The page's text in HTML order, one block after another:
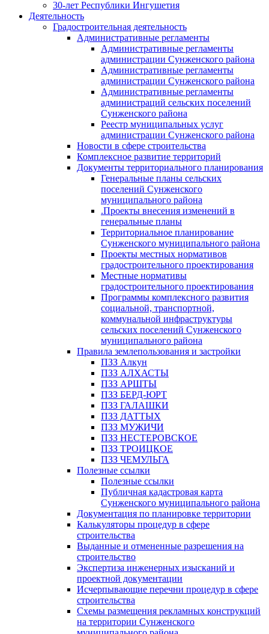
30-лет Республики Ингушетия
Деятельность
Градостроительная деятельность
Административные регламенты
Административные регламенты
администрации Сунженского района
Административные регламенты
администрации Сунженского района
Административные регламенты
администраций сельских поселений
Сунженского района
Реестр муниципальных услуг
администрации Сунженского района
Новости в сфере строительства
Комплексное развитие территорий
Документы территориального планирования
Генеральные планы сельских
поселений Сунженского
муниципального района
.Проекты внесения изменений в
генеральные планы
Территориальное планирование
Сунженского муниципального района
Проекты местных нормативов
градостроительного проектирования
Местные нормативы
градостроительного проектирования
Программы комплексного развития
социальной, транспортной,
коммунальной инфраструктуры
сельских поселений Сунженского
муниципального района
Правила землепользования и застройки
ПЗЗ Алкун
ПЗЗ АЛХАСТЫ
ПЗЗ АРШТЫ
ПЗЗ БЕРД-ЮРТ
ПЗЗ ГАЛАШКИ
ПЗЗ ДАТТЫХ
ПЗЗ МУЖИЧИ
ПЗЗ НЕСТЕРОВСКОЕ
ПЗЗ ТРОИЦКОЕ
ПЗЗ ЧЕМУЛЬГА
Полезные ссылки
Полезные ссылки
Публичная кадастровая карта
Сунженского муниципального района
Документация по планировке территории
Калькуляторы процедур в сфере
строительства
Выданные и отмененные разрешения на
строительство
Экспертиза инженерных изысканий и
проектной документации
Исчерпывающие перечни процедур в сфере
строительства
Схемы размещения рекламных конструкций
на территории Сунженского